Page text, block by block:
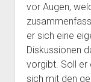
vor Augen,
er sich eine
Diskussionen
vorgibt. Soll er
sich mit den